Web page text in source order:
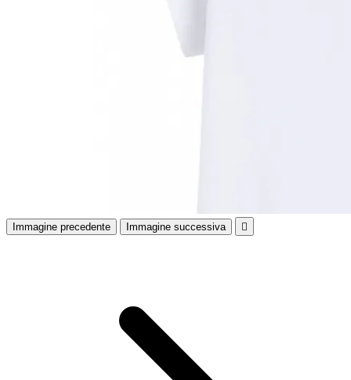
Immagine precedente Immagine successiva 